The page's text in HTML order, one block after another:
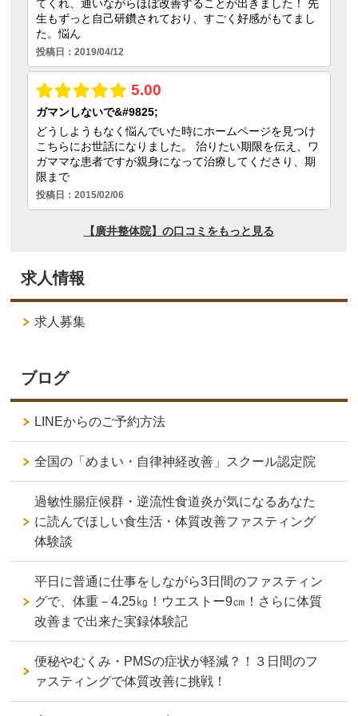
求人情報
求人募集
ブログ
LINEからのご予約方法
全国の「めまい・自律神経改善」スクール認定院
過敏性腸症候群・逆流性食道炎が気になるあなた
に読んでほしい食生活・体質改善ファスティング
体験談
平日に普通に仕事をしながら3日間のファスティン
グで、体重－4.25㎏！ウエストー9㎝！さらに体質
改善まで出来た実録体験記
便秘やむくみ・PMSの症状が軽減？！３日間のフ
ァスティングで体質改善に挑戦！